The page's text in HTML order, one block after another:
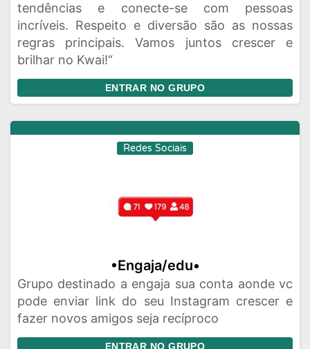
tendências e conecte-se com pessoas
incríveis. Respeito e diversão são as nossas
regras principais. Vamos juntos crescer e
brilhar no Kwai!“
ENTRAR NO GRUPO
Redes Sociais
•Engaja/edu•
Grupo destinado a engaja sua conta aonde vc
pode enviar link do seu Instagram crescer e
fazer novos amigos seja recíproco
ENTRAR NO GRUPO